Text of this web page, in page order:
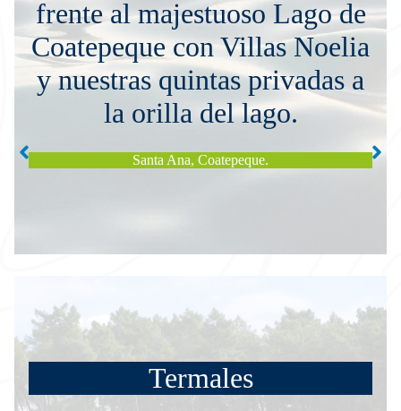
frente al majestuoso Lago de
Coatepeque con Villas Noelia
y nuestras quintas privadas a
la orilla del lago.
Lago
Santa Ana, Coatepeque.
Termales